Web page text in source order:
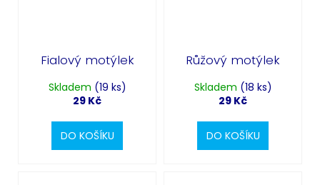
Fialový motýlek
Skladem (19 ks)
29 Kč
DO KOŠÍKU
Růžový motýlek
Skladem (18 ks)
29 Kč
DO KOŠÍKU